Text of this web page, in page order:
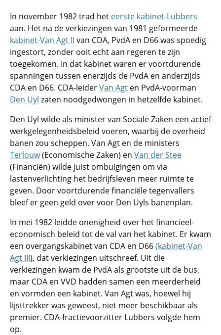
In november 1982 trad het eerste kabinet-Lubbers
aan. Het na de verkiezingen van 1981 geformeerde
kabinet-Van Agt II van CDA, PvdA en D66 was spoedig
ingestort, zonder ooit echt aan regeren te zijn
toegekomen. In dat kabinet waren er voortdurende
spanningen tussen enerzijds de PvdA en anderzijds
CDA en D66. CDA-leiderVan Agt en PvdA-voorman
Den Uyl zaten noodgedwongen in hetzelfde kabinet.
Den Uyl wilde als minister van Sociale Zaken een actief
werkgelegen­heidsbeleid voeren, waarbij de overheid
banen zou scheppen. Van Agt en de ministers
Terlouw(Economische Zaken) en Van der Stee
(Financiën) wilde juist ombuigingen om via
lastenverlichting het bedrijfsleven meer ruimte te
geven. Door voortdurende financiële tegenvallers
bleef er geen geld over voor Den Uyls banenplan.
In mei 1982 leidde onenigheid over het financieel-
economisch beleid tot de val van het kabinet. Er kwam
een overgangskabinet van CDA en D66(kabinet-Van
Agt III), dat verkiezingen uitschreef. Uit die
verkiezingen kwam de PvdA als grootste uit de bus,
maar CDA en VVD hadden samen een meerderheid
en vormden een kabinet. Van Agt was, hoewel hij
lijsttrekker was geweest, niet meer beschikbaar als
premier. CDA-fractievoorzitter Lubbers volgde hem
op.